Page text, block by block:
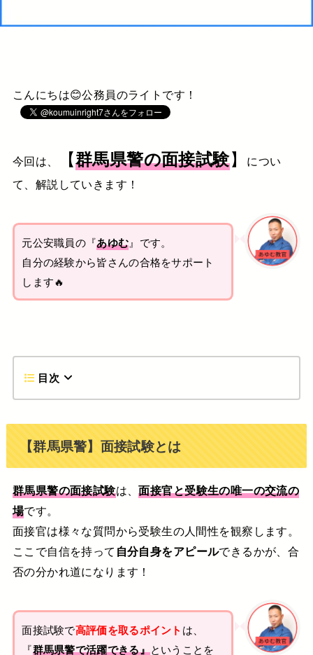
こんにちは😊公務員のライトです！
今回は、 【群馬県警の面接試験】
につい
て、解説していきます！
元公安職員の『あゆむ』です。
自分の経験から皆さんの合格をサポート
します🔥
目次
【群馬県警】面接試験とは
群馬県警の面接試験は、面接官と受験生の唯一の交流の
場です。
面接官は様々な質問から受験生の人間性を観察します。
ここで自信を持って 自分自身をアピールできるかが、合
否の分かれ道になります！
面接試験で高評価を取るポイント は、
『群馬県警で活躍できる』ということを